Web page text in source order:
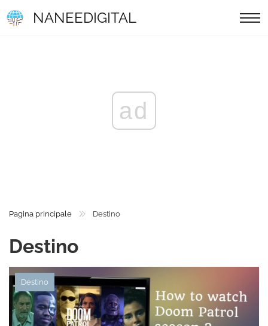
NANEEDIGITAL
ad
Pagina principale Destino
Destino
Destino